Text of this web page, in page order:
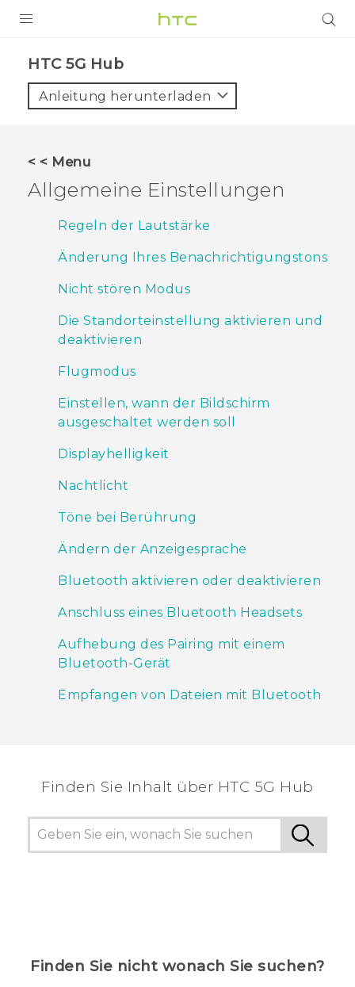
VIVE
UNTERSTÜTZUNG
HTC-Geräte und Zubehör
Anmelden
HTC 5G Hub‎
Anleitung herunterladen
< < Menu
Allgemeine Einstellungen
Regeln der Lautstärke
Änderung Ihres Benachrichtigungstons
Nicht stören Modus
Die Standorteinstellung aktivieren und
deaktivieren
Flugmodus
Einstellen, wann der Bildschirm
ausgeschaltet werden soll
Displayhelligkeit
Nachtlicht
Töne bei Berührung
Ändern der Anzeigesprache
Bluetooth aktivieren oder deaktivieren
Anschluss eines Bluetooth Headsets
Aufhebung des Pairing mit einem
Bluetooth-Gerät
Empfangen von Dateien mit Bluetooth
Finden Sie Inhalt über‎ HTC 5G Hub
Finden Sie nicht wonach Sie suchen?